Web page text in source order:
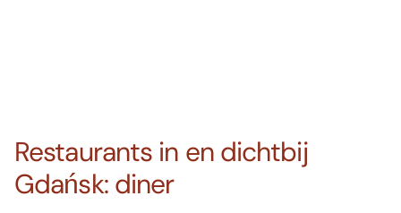
Restaurants in en dichtbij
Gdańsk: diner